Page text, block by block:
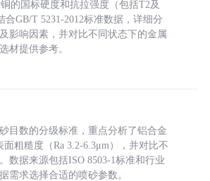
的国标硬度和抗拉强度（包括T2及
合GB/T 5231-2012标准数据，详细分
影响因素，并对比不同状态下的金属
材提供参考。
目数的分级标准，重点分析了铝合金
面粗糙度（Ra 3.2-6.3μm），并对比不
数据来源包括ISO 8503-1标准和行业
需求选择合适的喷砂参数。